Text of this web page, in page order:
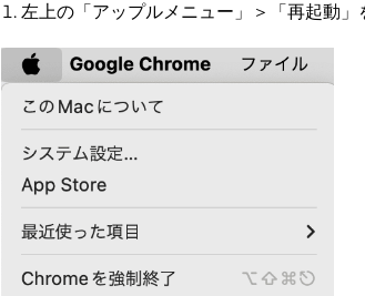
左上の「アップルメニュー」＞「再起動」